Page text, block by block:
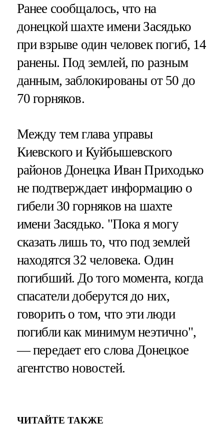
Ранее сообщалось, что на
донецкой шахте имени Засядько
при взрыве один человек погиб, 14
ранены. Под землей, по разным
данным, заблокированы от 50 до
70 горняков.
Между тем глава управы
Киевского и Куйбышевского
районов Донецка Иван Приходько
не подтверждает информацию о
гибели 30 горняков на шахте
имени Засядько. "Пока я могу
сказать лишь то, что под землей
находятся 32 человека. Один
погибший. До того момента, когда
спасатели доберутся до них,
говорить о том, что эти люди
погибли как минимум неэтично",
— передает его слова Донецкое
агентство новостей.
ЧИТАЙТЕ ТАКЖЕ